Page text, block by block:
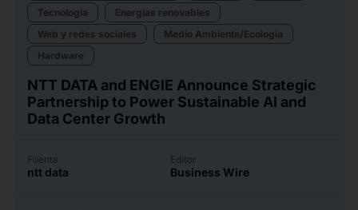
Tecnología
Energias renovables
Web y redes sociales
Medio Ambiente/Ecología
Hardware
NTT DATA and ENGIE Announce Strategic
Partnership to Power Sustainable AI and
Data Center Growth
Fuente
ntt data
Editor
Business Wire